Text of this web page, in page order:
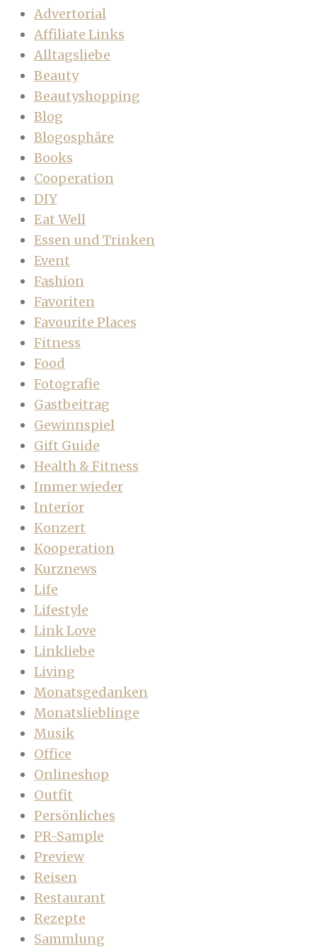
Advertorial
Affiliate Links
Alltagsliebe
Beauty
Beautyshopping
Blog
Blogosphäre
Books
Cooperation
DIY
Eat Well
Essen und Trinken
Event
Fashion
Favoriten
Favourite Places
Fitness
Food
Fotografie
Gastbeitrag
Gewinnspiel
Gift Guide
Health & Fitness
Immer wieder
Interior
Konzert
Kooperation
Kurznews
Life
Lifestyle
Link Love
Linkliebe
Living
Monatsgedanken
Monatslieblinge
Musik
Office
Onlineshop
Outfit
Persönliches
PR-Sample
Preview
Reisen
Restaurant
Rezepte
Sammlung